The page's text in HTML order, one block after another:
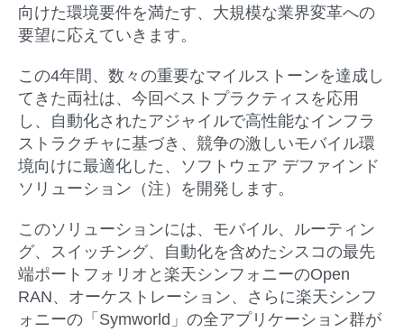
向けた環境要件を満たす、大規模な業界変革への
要望に応えていきます。
この4年間、数々の重要なマイルストーンを達成し
てきた両社は、今回ベストプラクティスを応用
し、自動化されたアジャイルで高性能なインフラ
ストラクチャに基づき、競争の激しいモバイル環
境向けに最適化した、ソフトウェア デファインド
ソリューション（注）を開発します。
このソリューションには、モバイル、ルーティン
グ、スイッチング、自動化を含めたシスコの最先
端ポートフォリオと楽天シンフォニーのOpen
RAN、オーケストレーション、さらに楽天シンフ
ォニーの「Symworld」の全アプリケーション群が